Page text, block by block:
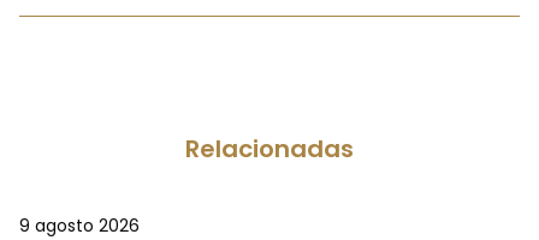
Relacionadas
9 agosto 2026